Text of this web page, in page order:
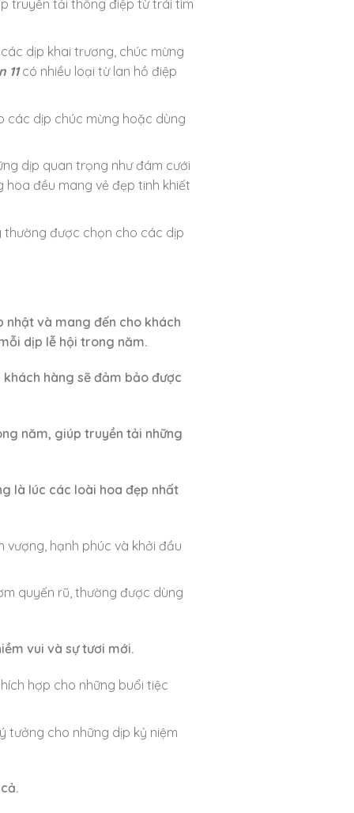
truyền tải thông điệp từ trái tim
dịp khai trương, chúc mừng
11có nhiều loại từ lan hồ điệp
các dịp chúc mừng hoặc dùng
dịp quan trọng như đám cưới
đều mang vẻ đẹp tinh khiết
thường được chọn cho các dịp
và mang đến cho khách
dịp lễ hội trong năm.
hàng sẽ đảm bảo được
năm, giúp truyền tải những
là lúc các loài hoa đẹp nhất
hạnh phúc và khởi đầu
quyến rũ, thường được dùng
vui và sự tươi mới.
hợp cho những buổi tiệc
tưởng cho những dịp kỷ niệm